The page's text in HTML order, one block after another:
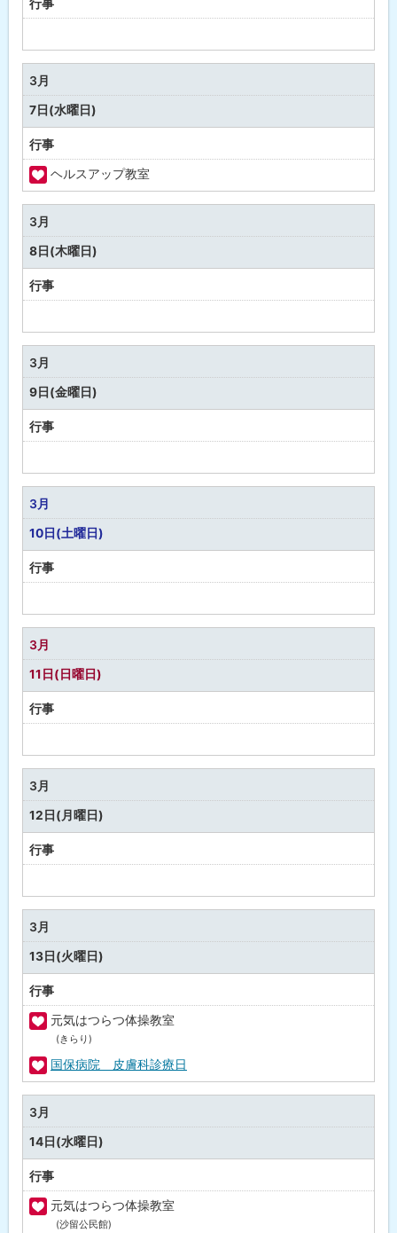
行事
定
な
し
3月
7日(水曜日)
行事
福
祉
・
健
康
ヘルスアップ教室
3月
8日(木曜日)
行事
定
な
し
3月
9日(金曜日)
行事
定
な
し
3月
10日(土曜日)
行事
定
な
し
3月
11日(日曜日)
行事
定
な
し
3月
12日(月曜日)
行事
定
な
し
3月
13日(火曜日)
行事
祉
・
健
康
元気はつらつ体操教室
(きらり)
福
祉
・
健
康
国保病院 皮膚科診療日
3月
14日(水曜日)
行事
元気はつらつ体操教室
(沙留公民館)